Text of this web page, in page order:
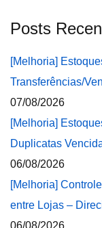
Posts
[Melhoria]
Transferências/
07/08/2026
[Melhoria]
Duplicatas
06/08/2026
[Melhoria]
entre Lojas –
06/08/2026